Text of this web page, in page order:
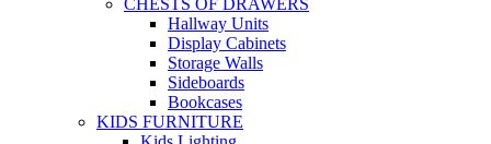
Hallway Units
Display Cabinets
Storage Walls
Sideboards
Bookcases
KIDS FURNITURE